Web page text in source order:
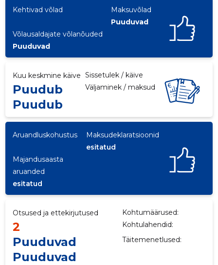
Kehtivad võlad
Maksuvõlad
Puuduvad
Võlausaldajate võlanõuded
Puuduvad
Kuu keskmine käive Sissetulek / käive
Puudub Väljaminek / maksud
Puudub
Aruandluskohustus
Maksudeklaratsioonid
esitatud
Majandusaasta
aruanded
esitatud
Otsused ja ettekirjutused Kohtumäärused:
2 Kohtulahendid:
Puuduvad Täitemenetlused:
Puuduvad